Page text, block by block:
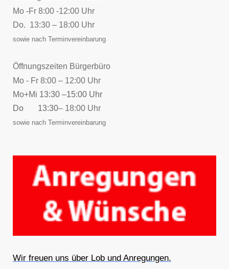
Mo -Fr 8:00 -12:00 Uhr
Do. 13:30 – 18:00 Uhr
sowie nach Terminvereinbarung
Öffnungszeiten Bürgerbüro
Mo - Fr 8:00 – 12:00 Uhr
Mo+Mi 13:30 –15:00 Uhr
Do 13:30– 18:00 Uhr
sowie nach Terminvereinbarung
Wir freuen uns über Lob und Anregungen.